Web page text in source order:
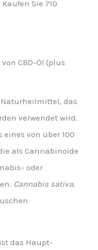
Sie 710
CBD-Öl (plus
das
verwendet wird.
eines von über 100
als Cannabinoide
oder
Cannabis sativa.
das Haupt-